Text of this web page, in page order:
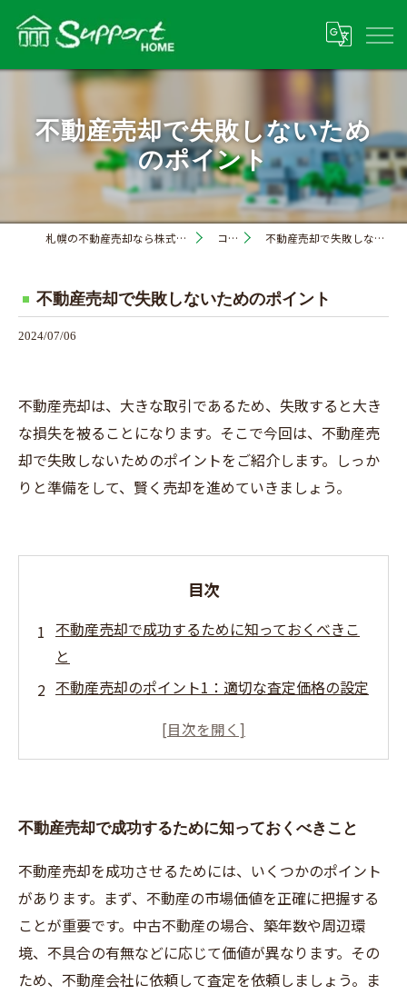
不動産売却で失敗しないため
のポイント
札幌の不動産売却なら株式会社サポートホーム コラム 不動産売却で失敗しないためのポイント
不動産売却で失敗しないためのポイント
2024/07/06
不動産売却は、大きな取引であるため、失敗すると大き
な損失を被ることになります。そこで今回は、不動産売
却で失敗しないためのポイントをご紹介します。しっか
りと準備をして、賢く売却を進めていきましょう。
目次
不動産売却で成功するために知っておくべきこ
と
不動産売却のポイント1：適切な査定価格の設定
不動産売却のポイント2：良いタイミングでの売
不動産売却のポイント4：マーケティング戦略の
策定
不動産売却で成功するために知っておくべきこと
不動産売却を成功させるためには、いくつかのポイント
があります。まず、不動産の市場価値を正確に把握する
ことが重要です。中古不動産の場合、築年数や周辺環
境、不具合の有無などに応じて価値が異なります。その
ため、不動産会社に依頼して査定を依頼しましょう。ま